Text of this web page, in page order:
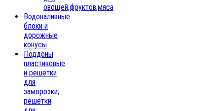
овощей,фруктов,мяса
Водоналивные
блоки и
дорожные
конусы
Поддоны
пластиковые
и решетки
для
заморозки,
решетки